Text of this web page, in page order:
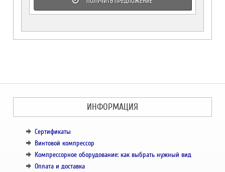
ИНФОРМАЦИЯ
Сертификаты
Винтовой компрессор
Компрессорное оборудование: как выбрать нужный вид
Оплата и доставка